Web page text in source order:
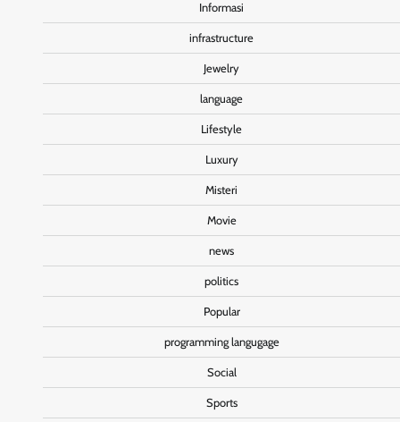
Informasi
infrastructure
Jewelry
language
Lifestyle
Luxury
Misteri
Movie
news
politics
Popular
programming langugage
Social
Sports